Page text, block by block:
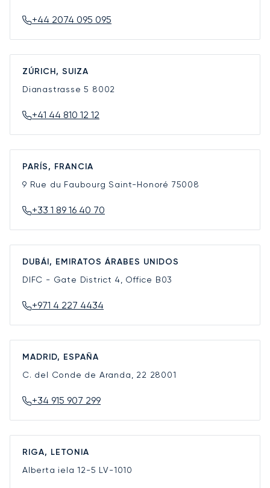
+44 2074 095 095
ZÚRICH, SUIZA
Dianastrasse 5 8002
+41 44 810 12 12
PARÍS, FRANCIA
9 Rue du Faubourg Saint-Honoré 75008
+33 1 89 16 40 70
DUBÁI, EMIRATOS ÁRABES UNIDOS
DIFC - Gate District 4, Office B03
+971 4 227 4434
MADRID, ESPAÑA
C. del Conde de Aranda, 22 28001
+34 915 907 299
RIGA, LETONIA
Alberta iela 12-5 LV-1010